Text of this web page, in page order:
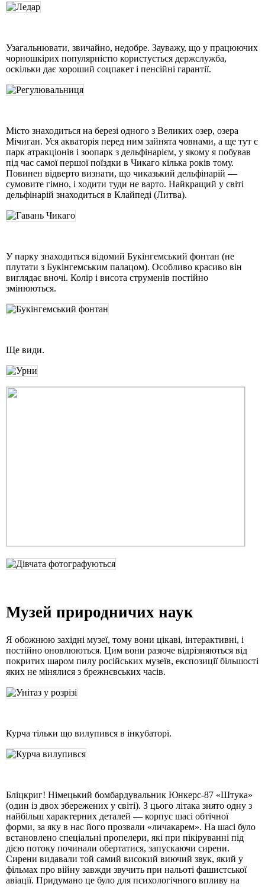
Узагальнювати, звичайно, недобре. Зауважу, що у працюючих
чорношкірих популярністю користується держслужба,
оскільки дає хороший соцпакет і пенсійні гарантії.
Місто знаходиться на березі одного з Великих озер, озера
Мічиган. Уся акваторія перед ним зайнята човнами, а ще тут є
парк атракціонів і зоопарк з дельфінарієм, у якому я побував
під час самої першої поїздки в Чикаго кілька років тому.
Повинен відверто визнати, що чиказький дельфінарій —
сумовите гімно, і ходити туди не варто. Найкращий у світі
дельфінарій знаходиться в Клайпеді (Литва).
У парку знаходиться відомий Букінгемський фонтан (не
плутати з Букінгемським палацом). Особливо красиво він
виглядає вночі. Колір і висота струменів постійно
змінюються.
Ще види.
Музей природничих наук
Я обожнюю західні музеї, тому вони цікаві, інтерактивні, і
постійно оновлюються. Цим вони разюче відрізняються від
покритих шаром пилу російських музеїв, експозиції більшості
яких не мінялися з брежнєвських часів.
Курча тільки що вилупився в інкубаторі.
Бліцкриг! Німецький бомбардувальник Юнкерс-87 «Штука»
(один із двох збережених у світі). З цього літака знято одну з
найбільш характерних деталей — корпус шасі обтічної
форми, за яку в нас його прозвали «личакарем». На шасі було
встановлено спеціальні пропелери, які при пікіруванні під
дією потоку починали обертатися, запускаючи сирени.
Сирени видавали той самий високий виючий звук, який у
фільмах про війну завжди звучить при нальоті фашистської
авіації. Придумано це було для психологічного впливу на